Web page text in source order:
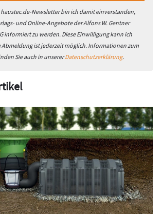
Newsletter bin ich damit einverstanden,
und Online-Angebote der Alfons W. Gentner
informiert zu werden. Diese Einwilligung kann ich
ist jederzeit möglich. Informationen zum
Sie auch in unsererDatenschutzerklärung.